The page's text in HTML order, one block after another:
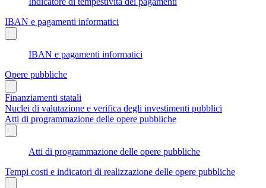
IBAN e pagamenti informatici
IBAN e pagamenti informatici
Opere pubbliche
Finanziamenti statali
Nuclei di valutazione e verifica degli investimenti pubblici
Atti di programmazione delle opere pubbliche
Atti di programmazione delle opere pubbliche
Tempi costi e indicatori di realizzazione delle opere pubbliche